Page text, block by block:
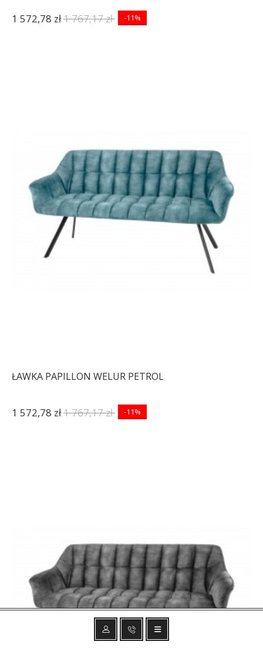
1 572,78 zł1 767,17 zł -11%
ŁAWKA PAPILLON WELUR PETROL
1 572,78 zł1 767,17 zł -11%